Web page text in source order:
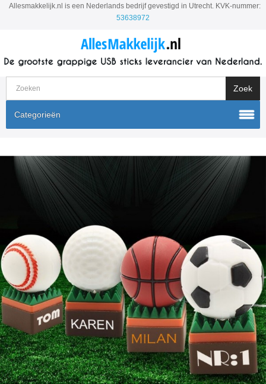
Allesmakkelijk.nl is een Nederlands bedrijf gevestigd in Utrecht. KVK-nummer:
53638972
Categorieën